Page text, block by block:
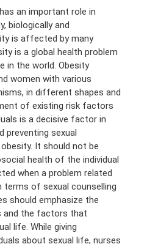
an important role in
biologically and
is affected by many
is a global health problem
in the world. Obesity
women with various
in different shapes and
of existing risk factors
is a decisive factor in
preventing sexual
It should not be
health of the individual
when a problem related
terms of sexual counselling
should emphasize the
and the factors that
life. While giving
about sexual life, nurses